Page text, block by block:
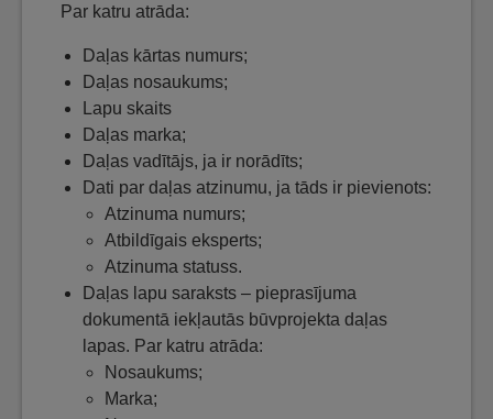
Par katru atrāda:
Daļas kārtas numurs;
Daļas nosaukums;
Lapu skaits
Daļas marka;
Daļas vadītājs, ja ir norādīts;
Dati par daļas atzinumu, ja tāds ir pievienots:
Atzinuma numurs;
Atbildīgais eksperts;
Atzinuma statuss.
Daļas lapu saraksts – pieprasījuma
dokumentā iekļautās būvprojekta daļas
lapas. Par katru atrāda:
Nosaukums;
Marka;